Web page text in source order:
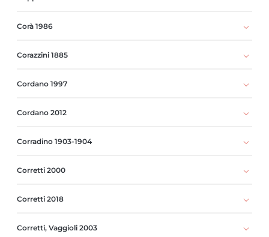
Corà 1986
Corazzini 1885
Cordano 1997
Cordano 2012
Corradino 1903-1904
Corretti 2000
Corretti 2018
Corretti, Vaggioli 2003